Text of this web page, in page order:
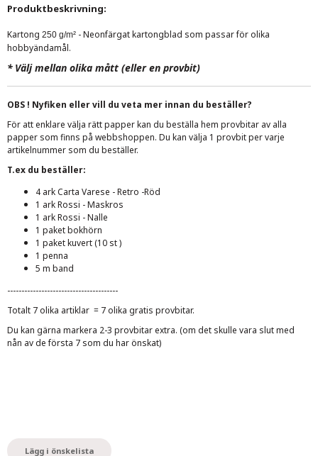
Produktbeskrivning:
Kartong 250 g/m² - Neonfärgat kartongblad som passar för olika
hobbyändamål.
* Välj mellan olika mått (eller en provbit)
OBS ! Nyfiken eller vill du veta mer innan du beställer?
För att enklare välja rätt papper kan du beställa hem provbitar av alla
papper som finns på webbshoppen. Du kan välja 1 provbit per varje
artikelnummer som du beställer.
T.ex du beställer:
4 ark Carta Varese - Retro -Röd
1 ark Rossi - Maskros
1 ark Rossi - Nalle
1 paket bokhörn
1 paket kuvert (10 st )
1 penna
5 m band
---------------------------------------
Totalt 7 olika artiklar = 7 olika gratis provbitar.
Du kan gärna markera 2-3 provbitar extra. (om det skulle vara slut med
nån av de första 7 som du har önskat)
Lägg i önskelista